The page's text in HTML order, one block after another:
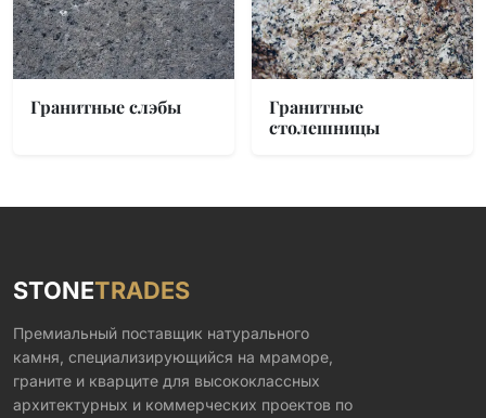
Гранитные слэбы
Гранитные
столешницы
STONETRADES
Премиальный поставщик натурального
камня, специализирующийся на мраморе,
граните и кварците для высококлассных
архитектурных и коммерческих проектов по